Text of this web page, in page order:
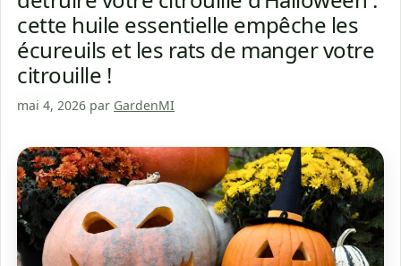
cette huile essentielle empêche les
écureuils et les rats de manger votre
citrouille !
mai 4, 2026 par GardenMI